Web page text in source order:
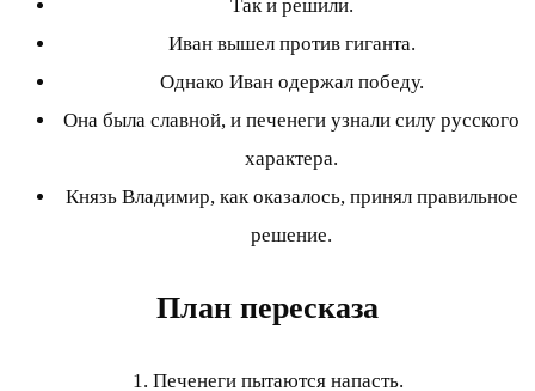
Так и решили.
Иван вышел против гиганта.
Однако Иван одержал победу.
Она была славной, и печенеги узнали силу русского
характера.
Князь Владимир, как оказалось, принял правильное
решение.
План пересказа
1. Печенеги пытаются напасть.